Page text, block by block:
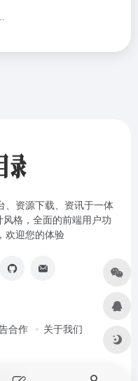
、资源下载、资讯于一体
格，全面的前端用户功
欢迎您的体验
合作 关于我们